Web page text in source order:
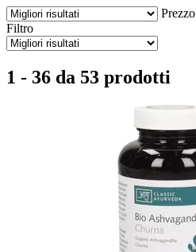
Prezzo
Filtro
1 - 36 da 53 prodotti